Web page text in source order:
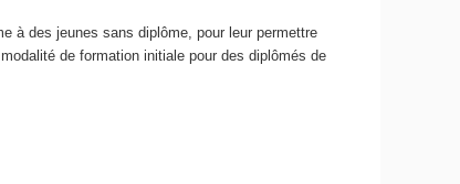
à des jeunes sans diplôme, pour leur permettre
de formation initiale pour des diplômés de